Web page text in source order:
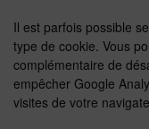
Il est parfois possible
type de cookie. Vous
complémentaire de
empêcher Google
visites de votre